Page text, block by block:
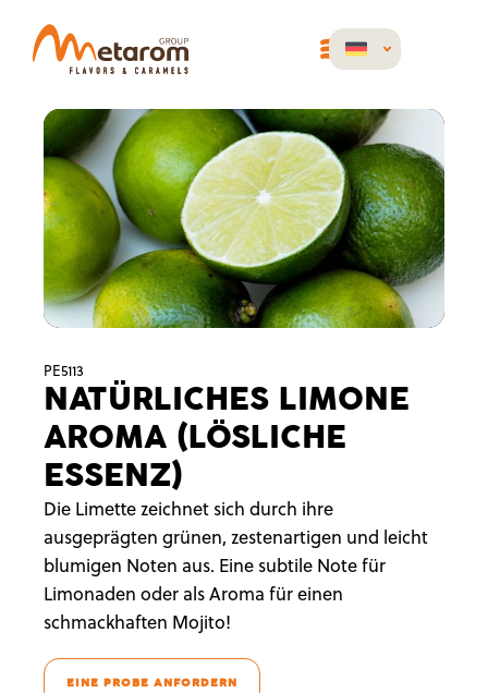
PE5113
NATÜRLICHES LIMONE
AROMA (LÖSLICHE
ESSENZ)
Die Limette zeichnet sich durch ihre
ausgeprägten grünen, zestenartigen und leicht
blumigen Noten aus. Eine subtile Note für
Limonaden oder als Aroma für einen
schmackhaften Mojito!
EINE PROBE ANFORDERN